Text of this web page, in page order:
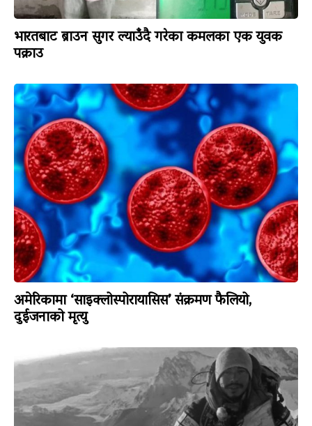
भारतबाट ब्राउन सुगर ल्याउँदै गरेका कमलका एक युवक
पक्राउ
अमेरिकामा ‘साइक्लोस्पोरायासिस’ संक्रमण फैलियो,
दुईजनाको मृत्यु